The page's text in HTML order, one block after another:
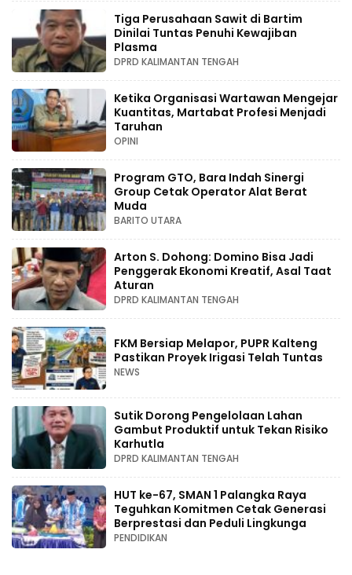
Tiga Perusahaan Sawit di Bartim
Dinilai Tuntas Penuhi Kewajiban
Plasma
DPRD KALIMANTAN TENGAH
Ketika Organisasi Wartawan Mengejar
Kuantitas, Martabat Profesi Menjadi
Taruhan
OPINI
Program GTO, Bara Indah Sinergi
Group Cetak Operator Alat Berat
Muda
BARITO UTARA
Arton S. Dohong: Domino Bisa Jadi
Penggerak Ekonomi Kreatif, Asal Taat
Aturan
DPRD KALIMANTAN TENGAH
FKM Bersiap Melapor, PUPR Kalteng
Pastikan Proyek Irigasi Telah Tuntas
NEWS
Sutik Dorong Pengelolaan Lahan
Gambut Produktif untuk Tekan Risiko
Karhutla
DPRD KALIMANTAN TENGAH
HUT ke-67, SMAN 1 Palangka Raya
Teguhkan Komitmen Cetak Generasi
Berprestasi dan Peduli Lingkunga
PENDIDIKAN